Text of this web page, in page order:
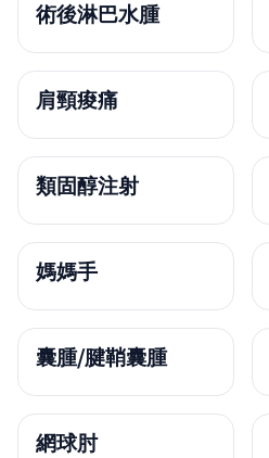
術後淋巴水腫
肩頸痠痛
類固醇注射
媽媽手
囊腫/腱鞘囊腫
網球肘